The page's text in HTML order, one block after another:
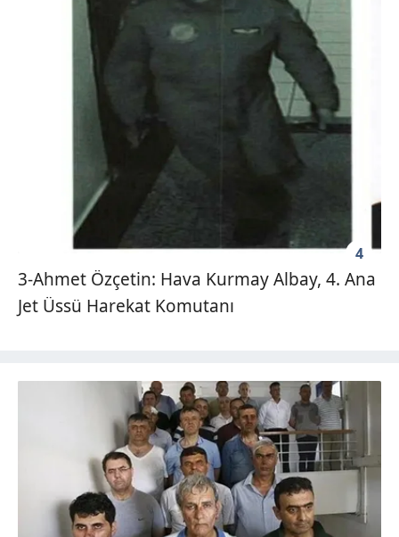
4
3-Ahmet Özçetin: Hava Kurmay Albay, 4. Ana
Jet Üssü Harekat Komutanı